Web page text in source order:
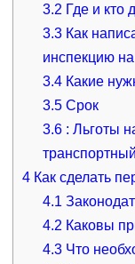
3.2 Где и кто
3.3 Как
инспекцию
3.4 Какие
3.5 Срок
3.6 : Льготы
4Как сделать
4.1
4.2 Каковы
4.3 Что